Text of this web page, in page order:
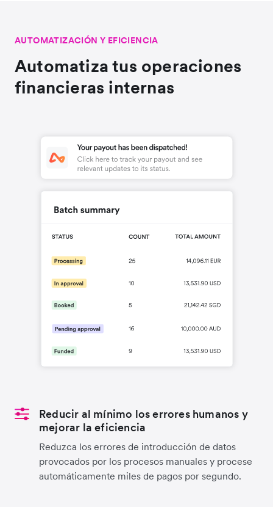
AUTOMATIZACIÓN Y EFICIENCIA
Automatiza tus operaciones
financieras internas
Reducir al mínimo los errores humanos y
mejorar la eficiencia
Reduzca los errores de introducción de datos
provocados por los procesos manuales y procese
automáticamente miles de pagos por segundo.